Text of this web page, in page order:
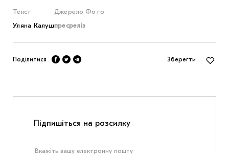
Текст
Уляна Калуш
Джерело
пресреліз
Фото
Поділитися Зберегти
Підпишіться на розсилку